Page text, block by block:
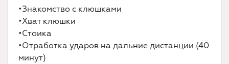
•Знакомство с клюшками
•Хват клюшки
•Стоика
•Отработка ударов на дальние дистанции (40
минут)